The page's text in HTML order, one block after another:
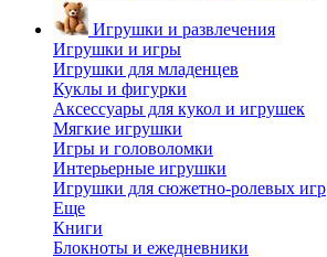
Игрушки и развлечения
Игрушки и игры
Игрушки для младенцев
Куклы и фигурки
Аксессуары для кукол и игрушек
Мягкие игрушки
Игры и головоломки
Интерьерные игрушки
Игрушки для сюжетно-ролевых игр
Еще
Книги
Блокноты и ежедневники